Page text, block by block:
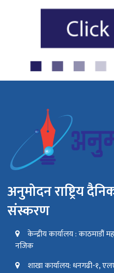
अनुमोदन राष्ट्रिय
संस्करण
केन्द्रीय कार्यालय :
नजिक
शाखा कार्यालय: धनगढी-१,